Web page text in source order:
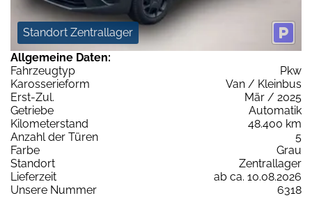
Standort Zentrallager
Allgemeine Daten:
Fahrzeugtyp
Pkw
Karosserieform
Van / Kleinbus
Erst-Zul.
Mär / 2025
Getriebe
Automatik
Kilometerstand
48.400 km
Anzahl der Türen
5
Farbe
Grau
Standort
Zentrallager
Lieferzeit
ab ca. 10.08.2026
Unsere Nummer
6318